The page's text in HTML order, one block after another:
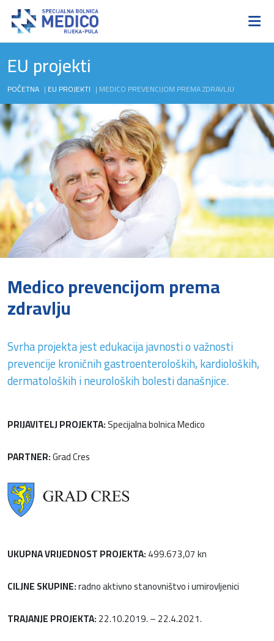
EU projekti
POČETNA | EU PROJEKTI | MEDICO PREVENCIJOM PREMA ZDRAVLJU
Medico prevencijom prema
zdravlju
Svrha projekta jest edukacija javnosti o važnosti
prevencije kroničnih gastroenteroloških, kardioloških,
dermatoloških i neuroloških bolesti današnjice.
PRIJAVITELJ PROJEKTA:Specijalna bolnica Medico
PARTNER:Grad Cres
UKUPNA VRIJEDNOST PROJEKTA:499.673,07 kn
CILJNE SKUPINE:radno aktivno stanovništvo i umirovljenici
TRAJANJE PROJEKTA:22.10.2019. – 22.4.2021.